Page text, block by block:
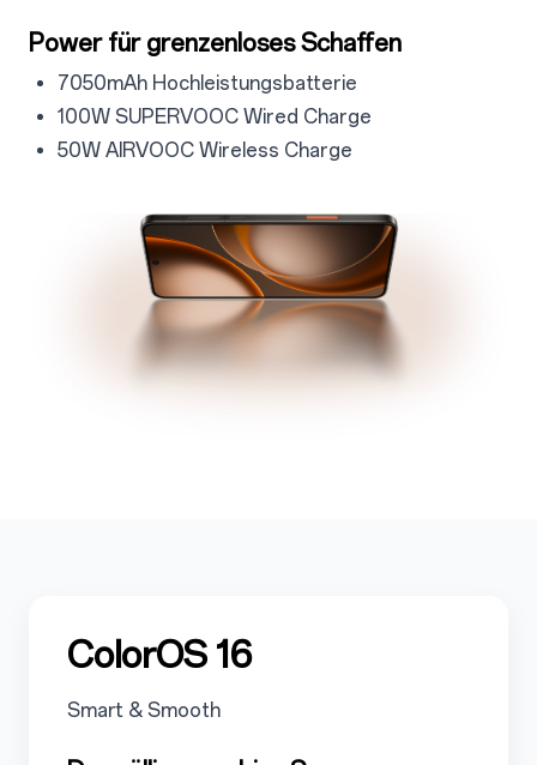
4.3
Power für grenzenloses Schaffen
4.3.1
7050mAh Hochleistungsbatterie
4.3.2
100W SUPERVOOC Wired Charge
4.3.3
50W AIRVOOC Wireless Charge
5.1
ColorOS 16
Smart & Smooth